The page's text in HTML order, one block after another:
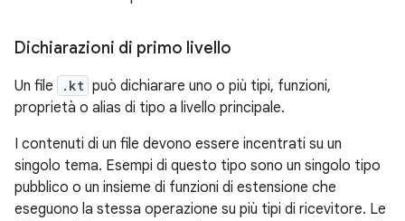
Dichiarazioni di primo livello
Un file .kt può dichiarare uno o più tipi, funzioni,
proprietà o alias di tipo a livello principale.
I contenuti di un file devono essere incentrati su un
singolo tema. Esempi di questo tipo sono un singolo tipo
pubblico o un insieme di funzioni di estensione che
eseguono la stessa operazione su più tipi di ricevitore. Le